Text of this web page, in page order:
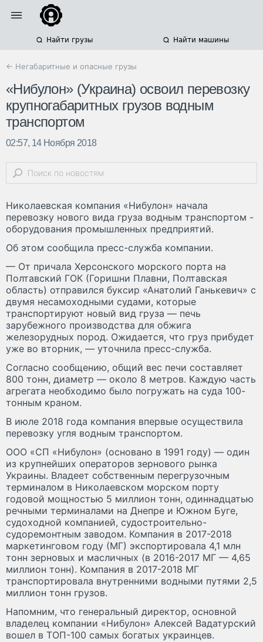
Найти грузы Найти машины
← Негабаритные и опасные грузы
«Нибулон» (Украина) освоил перевозку
крупногабаритных грузов водным
транспортом
02:57, 14 Ноября 2018
Николаевская компания «Нибулон» начала
перевозку нового вида груза водным транспортом -
оборудования промышленных предприятий.
Об этом сообщила пресс-служба компании.
— От причала Херсонского морского порта на
Полтавский ГОК (Горишни Плавни, Полтавская
область) отправился буксир «Анатолий Ганькевич» с
двумя несамоходными судами, которые
транспортируют новый вид груза — печь
зарубежного производства для обжига
железорудных пород. Ожидается, что груз прибудет
уже во вторник, — уточнила пресс-служба.
Согласно сообщению, общий вес печи составляет
800 тонн, диаметр — около 8 метров. Каждую часть
агрегата необходимо было погружать на суда 100-
тонным краном.
В июле 2018 года компания впервые осуществила
перевозку угля водным транспортом.
ООО «СП «Нибулон» (основано в 1991 году) — один
из крупнейших операторов зернового рынка
Украины. Владеет собственным перегрузочным
терминалом в Николаевском морском порту
годовой мощностью 5 миллион тонн, одиннадцатью
речными терминалами на Днепре и Южном Буге,
судоходной компанией, судостроительно-
судоремонтным заводом. Компания в 2017-2018
маркетинговом году (МГ) экспортировала 4,1 млн
тонн зерновых и масличных (в 2016-2017 МГ — 4,65
миллион тонн). Компания в 2017-2018 МГ
транспортировала внутренними водными путями 2,5
миллион тонн грузов.
Напомним, что генеральный директор, основной
владелец компании «Нибулон» Алексей Вадатурский
вошел в ТОП-100 самых богатых украинцев.